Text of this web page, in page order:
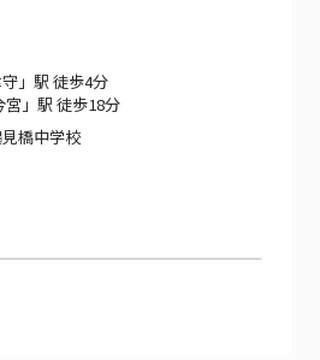
」駅 徒歩4分
」駅 徒歩18分
橋中学校